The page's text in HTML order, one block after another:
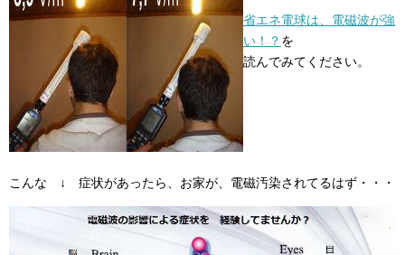
省エネ電球は、電磁波が強
い！？ を
読んでみてください。
こんな ↓ 症状があったら、お家が、電磁汚染されてるはず・・・